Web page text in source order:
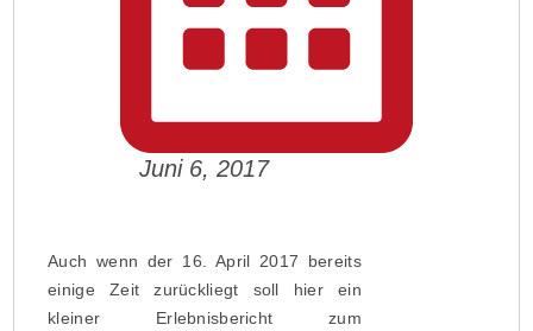
Juni 6, 2017
Auch wenn der 16. April 2017 bereits
einige Zeit zurückliegt soll hier ein
kleiner Erlebnisbericht zum